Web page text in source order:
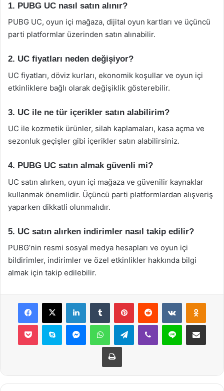
1. PUBG UC nasıl satın alınır?
PUBG UC, oyun içi mağaza, dijital oyun kartları ve üçüncü
parti platformlar üzerinden satın alınabilir.
2. UC fiyatları neden değişiyor?
UC fiyatları, döviz kurları, ekonomik koşullar ve oyun içi
etkinliklere bağlı olarak değişiklik gösterebilir.
3. UC ile ne tür içerikler satın alabilirim?
UC ile kozmetik ürünler, silah kaplamaları, kasa açma ve
sezonluk geçişler gibi içerikler satın alabilirsiniz.
4. PUBG UC satın almak güvenli mi?
UC satın alırken, oyun içi mağaza ve güvenilir kaynaklar
kullanmak önemlidir. Üçüncü parti platformlardan alışveriş
yaparken dikkatli olunmalıdır.
5. UC satın alırken indirimler nasıl takip edilir?
PUBG’nin resmi sosyal medya hesapları ve oyun içi
bildirimler, indirimler ve özel etkinlikler hakkında bilgi
almak için takip edilebilir.
Facebook
X LinkedInTumblr PinterestReddit VKontakte
Pocket Skype MessengerWhatsAppTelegramViber Line E-Posta ile
Yazdır